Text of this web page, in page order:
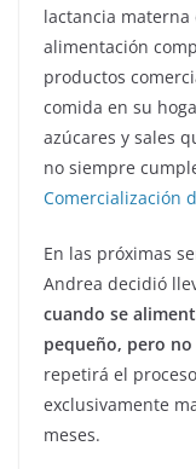
lactancia
alimentación
productos
comida en su
azúcares y sales
no siempre
Comercialización
En las próximas
Andrea decidió
cuando se
pequeño, pero
repetirá el
exclusivamente
meses.